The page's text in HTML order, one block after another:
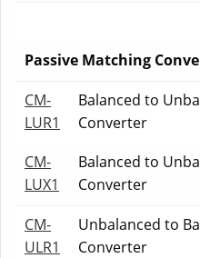
Passive Matching
CM-
LUR1
Balanced to
Converter
CM-
LUX1
Balanced to
Converter
CM-
ULR1
Unbalanced to
Converter